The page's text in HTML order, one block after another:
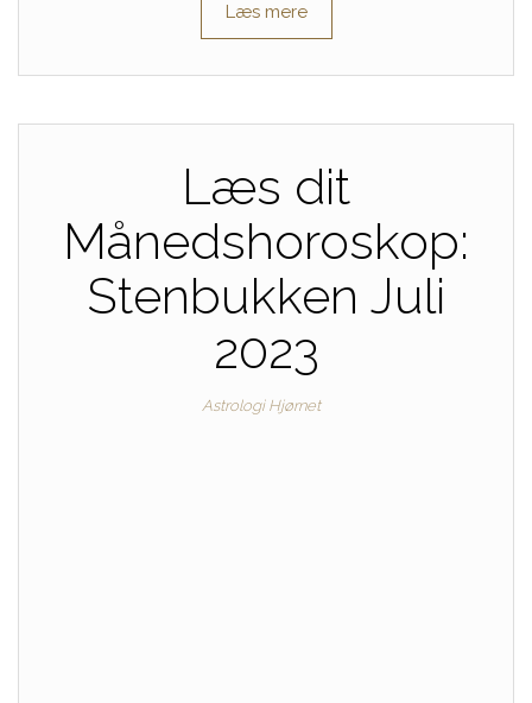
Læs mere
Læs dit
Månedshoroskop:
Stenbukken Juli
2023
Astrologi Hjørnet